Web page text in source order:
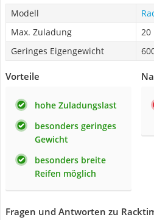
Modell
Max. Zuladung
20
Geringes Eigengewicht
Vorteile
hohe Zuladungslast
besonders geringes
Gewicht
besonders breite
Reifen möglich
Fragen und Antworten zu